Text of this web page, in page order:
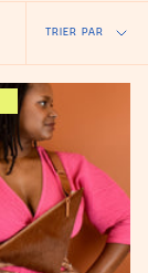
Trier
par
TRIER PAR